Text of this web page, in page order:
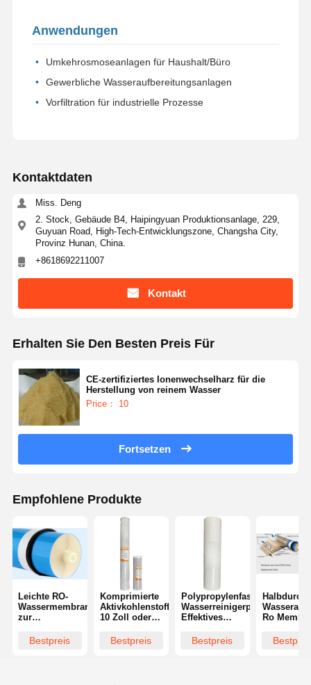
Ultra-reine RO-Wasserversorgung
Industriewasserreinigungssystem
Anwendungen
Umkehrosmoseanlagen für Haushalt/Büro
Gewerbliche Wasseraufbereitungsanlagen
Vorfiltration für industrielle Prozesse
Kontaktdaten
Miss. Deng
2. Stock, Gebäude B4, Haipingyuan Produktionsanlage, 229,
Guyuan Road, High-Tech-Entwicklungszone, Changsha City,
Provinz Hunan, China.
+8618692211007
Kontakt
Erhalten Sie Den Besten Preis Für
CE-zertifiziertes Ionenwechselharz für die
Herstellung von reinem Wasser
Price： 10
Fortsetzen
Empfohlene Produkte
Leichte RO-
Wassermembranen
zur
Bestpreis
Komprimierte
Aktivkohlenstofffilterpatronen
10 Zoll oder
Bestpreis
Polypropylenfaser-
Wasserreinigerpatronen
Effektives
Sedimenten
Bestpreis
Ro
Membran